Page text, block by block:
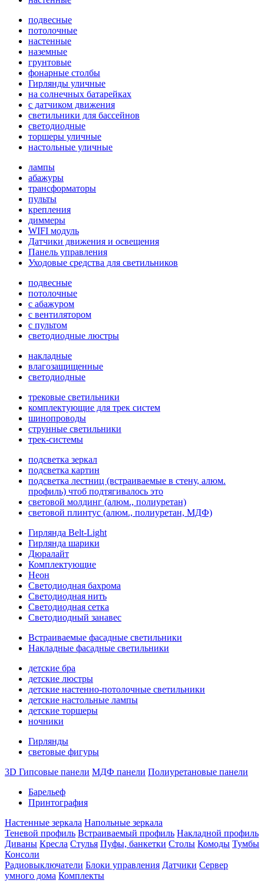
подвесные
потолочные
настенные
наземные
грунтовые
фонарные столбы
Гирлянды уличные
на солнечных батарейках
с датчиком движения
светильники для бассейнов
светодиодные
торшеры уличные
настольные уличные
лампы
абажуры
трансформаторы
пульты
крепления
диммеры
WIFI модуль
Датчики движения и освещения
Панель управления
Уходовые средства для светильников
подвесные
потолочные
с абажуром
с вентилятором
с пультом
светодиодные люстры
накладные
влагозащищенные
светодиодные
трековые светильники
комплектующие для трек систем
шинопроводы
струнные светильники
трек-системы
подсветка зеркал
подсветка картин
подсветка лестниц (встраиваемые в стену, алюм.
профиль) чтоб подтягивалось это
световой молдинг (алюм., полиуретан)
световой плинтус (алюм., полиуретан, МДФ)
Гирлянда Belt-Light
Гирлянда шарики
Дюралайт
Комплектующие
Неон
Светодиодная бахрома
Светодиодная нить
Светодиодная сетка
Светодиодный занавес
Встраиваемые фасадные светильники
Накладные фасадные светильники
детские бра
детские люстры
детские настенно-потолочные светильники
детские настольные лампы
детские торшеры
ночники
Гирлянды
световые фигуры
3D Гипсовые панели МДФ панели Полиуретановые панели
Барельеф
Принтография
Настенные зеркала Напольные зеркала
Теневой профиль Встраиваемый профиль Накладной профиль
Диваны Кресла Стулья Пуфы, банкетки Столы Комоды Тумбы
Консоли
Радиовыключатели Блоки управления Датчики Сервер
умного дома Комплекты